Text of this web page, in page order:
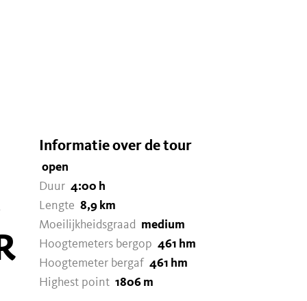
Informatie over de tour
open
Duur 4:00 h
Lengte 8,9 km
Moeilijkheidsgraad
medium
Hoogtemeters bergop 461 hm
Hoogtemeter bergaf 461 hm
Highest point 1806 m